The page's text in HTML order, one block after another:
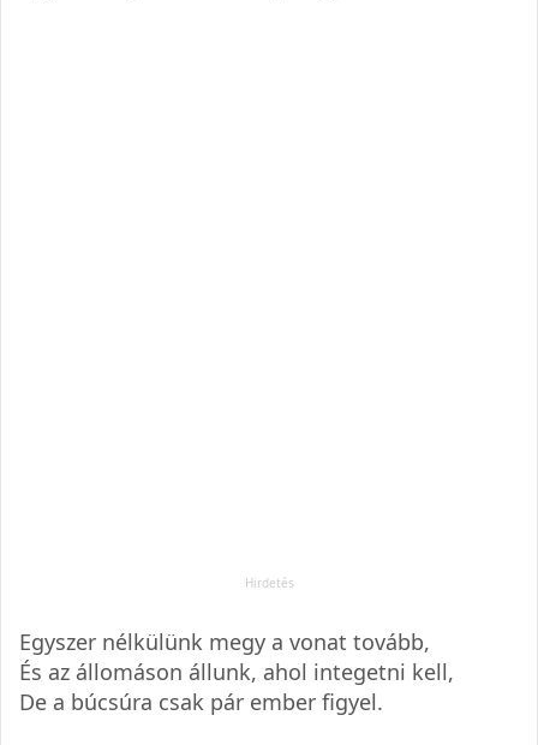
Egyszer nélkülünk megy a vonat tovább,
És az állomáson állunk, ahol integetni kell,
De a búcsúra csak pár ember figyel.